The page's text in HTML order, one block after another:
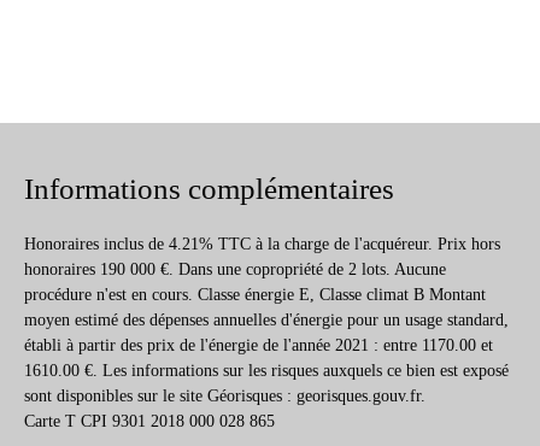
Informations complémentaires
Honoraires inclus de 4.21% TTC à la charge de l'acquéreur. Prix hors
honoraires 190 000 €. Dans une copropriété de 2 lots. Aucune
procédure n'est en cours. Classe énergie E, Classe climat B Montant
moyen estimé des dépenses annuelles d'énergie pour un usage standard,
établi à partir des prix de l'énergie de l'année 2021 : entre 1170.00 et
1610.00 €. Les informations sur les risques auxquels ce bien est exposé
sont disponibles sur le site Géorisques : georisques.gouv.fr.
Carte T CPI 9301 2018 000 028 865